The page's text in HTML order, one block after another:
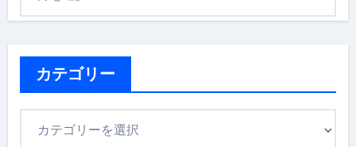
カテゴリー